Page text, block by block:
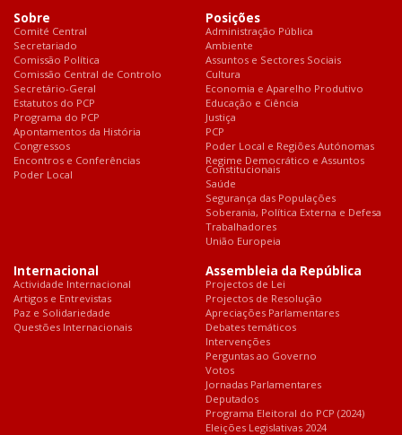
Sobre
Comité Central
Secretariado
Comissão Política
Comissão Central de Controlo
Secretário-Geral
Estatutos do PCP
Programa do PCP
Apontamentos da História
Congressos
Encontros e Conferências
Poder Local
Posições
Administração Pública
Ambiente
Assuntos e Sectores Sociais
Cultura
Economia e Aparelho Produtivo
Educação e Ciência
Justiça
PCP
Poder Local e Regiões Autónomas
Regime Democrático e Assuntos
Constitucionais
Saúde
Segurança das Populações
Soberania, Política Externa e Defesa
Trabalhadores
União Europeia
Internacional
Actividade Internacional
Artigos e Entrevistas
Paz e Solidariedade
Questões Internacionais
Assembleia da República
Projectos de Lei
Projectos de Resolução
Apreciações Parlamentares
Debates temáticos
Intervenções
Perguntas ao Governo
Votos
Jornadas Parlamentares
Deputados
Programa Eleitoral do PCP (2024)
Eleições Legislativas 2024